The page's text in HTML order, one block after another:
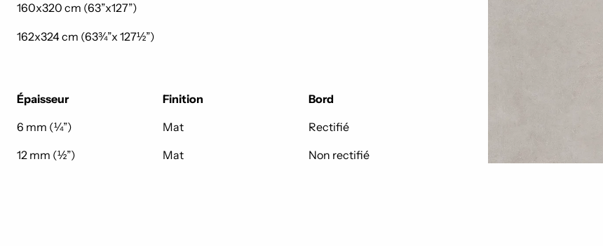
160x320 cm (63”x127”)
162x324 cm (63¾”x 127½”)
Épaisseur Finition
Bord
6 mm (¼”)
Mat
Rectifié
12 mm (½”)
Mat Non rectifié